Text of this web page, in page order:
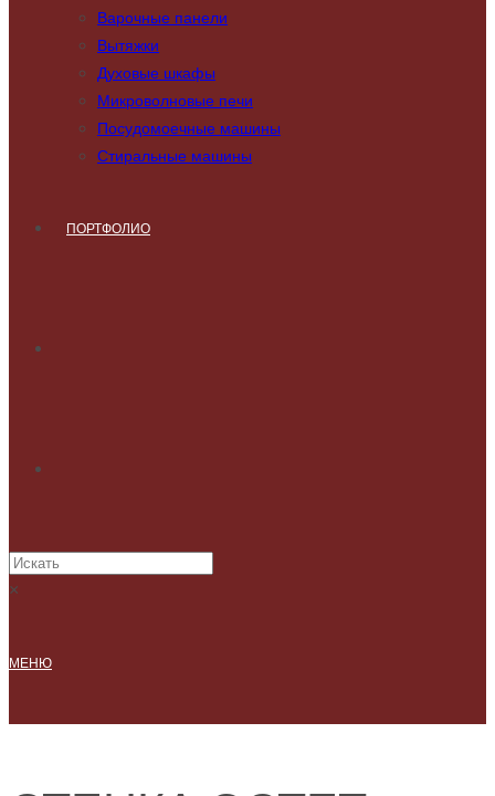
Варочные панели
Вытяжки
Духовые шкафы
Микроволновые печи
Посудомоечные машины
Стиральные машины
ПОРТФОЛИО
×
МЕНЮ